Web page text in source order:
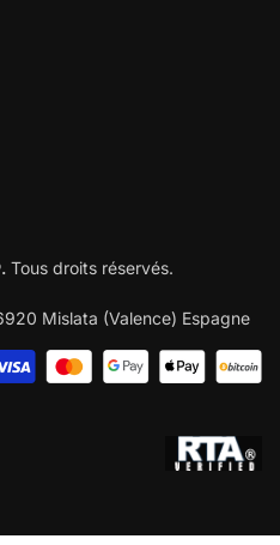
Tous droits réservés.
Mislata (Valence) Espagne